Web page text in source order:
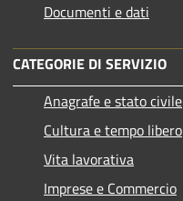
Documenti e dati
CATEGORIE DI SERVIZIO
Anagrafe e stato civile
Cultura e tempo libero
Vita lavorativa
Imprese e Commercio